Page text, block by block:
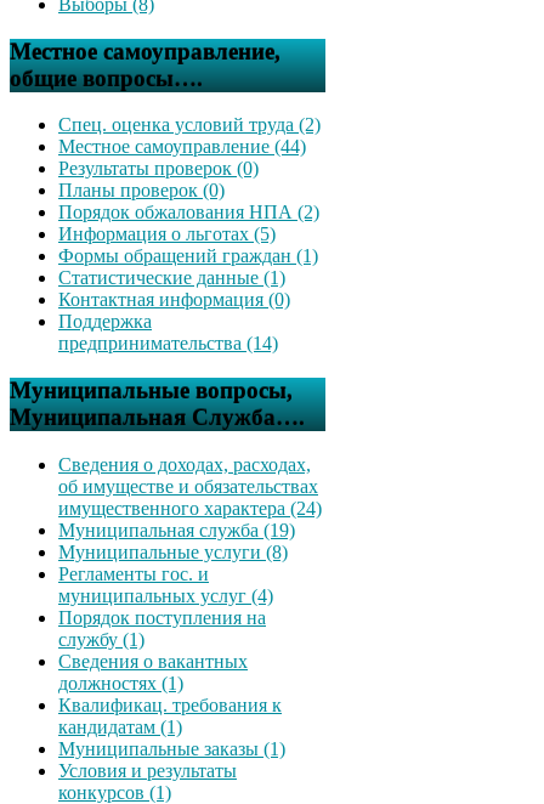
Выборы (8)
Местное самоуправление,
общие вопросы….
Спец. оценка условий труда (2)
Местное самоуправление (44)
Результаты проверок (0)
Планы проверок (0)
Порядок обжалования НПА (2)
Информация о льготах (5)
Формы обращений граждан (1)
Статистические данные (1)
Контактная информация (0)
Поддержка
предпринимательства (14)
Муниципальные вопросы,
Муниципальная Служба….
Сведения о доходах, расходах,
об имуществе и обязательствах
имущественного характера (24)
Муниципальная служба (19)
Муниципальные услуги (8)
Регламенты гос. и
муниципальных услуг (4)
Порядок поступления на
службу (1)
Сведения о вакантных
должностях (1)
Квалификац. требования к
кандидатам (1)
Муниципальные заказы (1)
Условия и результаты
конкурсов (1)